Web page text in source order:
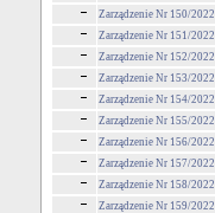
Zarządzenie Nr 150/2022
Zarządzenie Nr 151/2022
Zarządzenie Nr 152/2022
Zarządzenie Nr 153/2022
Zarządzenie Nr 154/2022
Zarządzenie Nr 155/2022
Zarządzenie Nr 156/2022
Zarządzenie Nr 157/2022
Zarządzenie Nr 158/2022
Zarządzenie Nr 159/2022